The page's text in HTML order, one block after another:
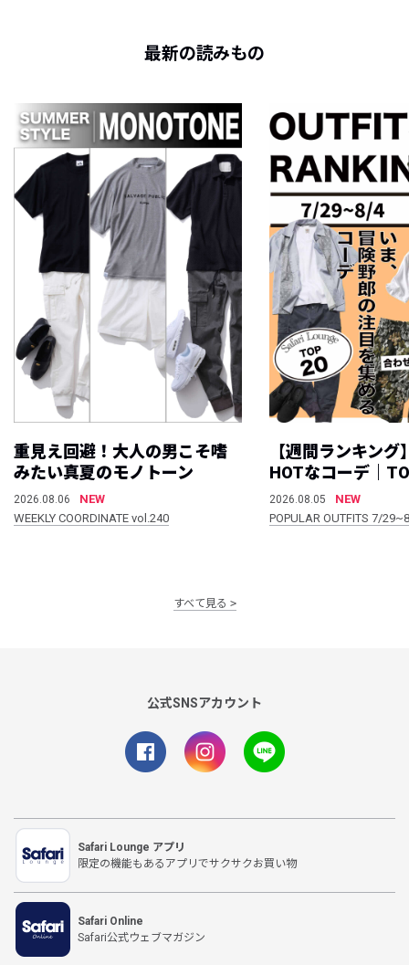
最新の読みもの
重見え回避！大人の男こそ嗜
みたい真夏のモノトーン
2026.08.06
NEW
WEEKLY COORDINATE vol.240
【週間ランキング
HOTなコーデ｜
2026.08.05
NEW
POPULAR OUTFITS 7/
すべて見る
公式SNSアカウント
Safari Lounge アプリ
限定の機能もあるアプリでサクサクお買い物
Safari Online
Safari公式ウェブマガジン